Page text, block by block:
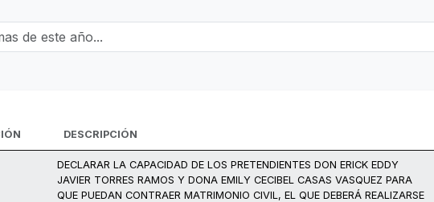
de este año...
DESCRIPCIÓN
DECLARAR LA CAPACIDAD DE LOS PRETENDIENTES DON ERICK EDDY
JAVIER TORRES RAMOS Y DONA EMILY CECIBEL CASAS VASQUEZ PARA
QUE PUEDAN CONTRAER MATRIMONIO CIVIL, EL QUE DEBERÁ REALIZARSE